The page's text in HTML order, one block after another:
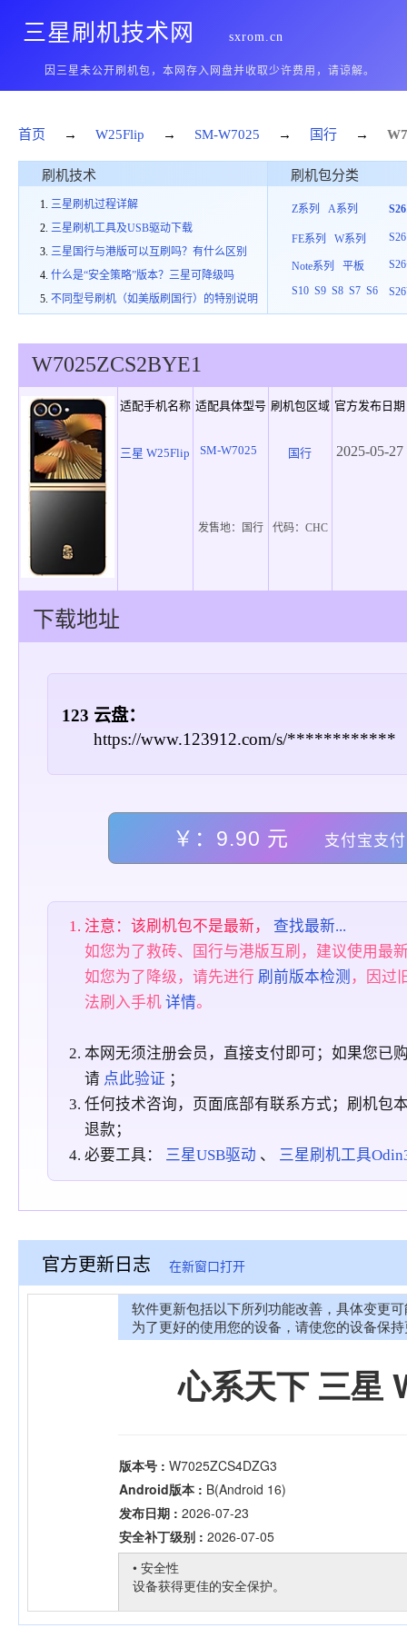
三星刷机技术网 sxrom.cn
因三星未公开刷机包，本网存入网盘并收取少许费用，请谅解。
首页 → W25Flip → SM-W7025 → 国行 →
刷机技术
三星刷机过程详解
三星刷机工具及USB驱动下载
三星国行与港版可以互刷吗？有什么区别
什么是“安全策略”版本？三星可降级吗
不同型号刷机（如美版刷国行）的特别说明
刷机包分类
Z系列 A系列
FE系列 W系列
Note系列
平板
S10 S9 S8 S7 S6
S26
W7025ZCS2BYE1
适配手机名称 适配具体型号 刷机包区域 官方发布日期
三星 W25Flip SM-W7025 国行 2025-05-27
发售地： 国行 代码： CHC
下载地址
123 云盘：
https://www.123912.com/s/************
￥：9.90 元 支付宝支付
注意：该刷机包不是最新， 查找最新...
如您为了救砖、国行与港版互刷，建议使用最
如您为了降级，请先进行 刷前版本检测 ，因过
法刷入手机详情。
本网无须注册会员，直接支付即可；如果您已
请 点此验证 ；
任何技术咨询，页面底部有联系方式；刷机包
退款；
必要工具： 三星USB驱动 、 三星刷机工具
官方更新日志 在新窗口打开